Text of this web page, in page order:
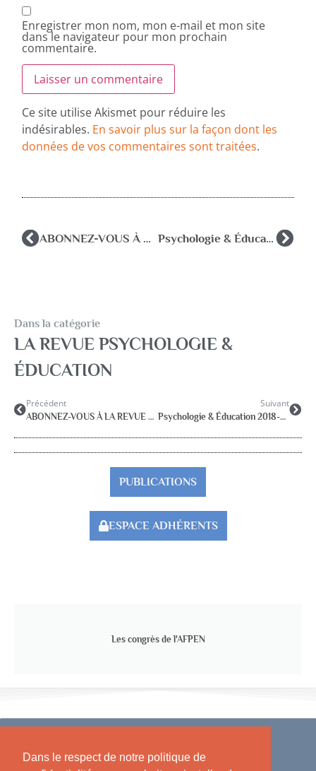
Dans le respect de notre politique de
Enregistrer mon nom, mon e-mail et mon site
dans le navigateur pour mon prochain
commentaire.
Ce site utilise Akismet pour réduire les
indésirables. En savoir plus sur la façon dont les
données de vos commentaires sont traitées.
ABONNEZ-VOUS À LA REVUE DE L’AFPEN Psychologie & Éducation Psychologie & Éducation 2018-3, septembre 2018.
Dans la catégorie
LA REVUE PSYCHOLOGIE &
ÉDUCATION
Précédent
ABONNEZ-VOUS À LA REVUE DE L’AFPEN Psychologie & Éducation
Suivant
Psychologie & Éducation 2018-3, septembre 2018.
PUBLICATIONS
ESPACE ADHÉRENTS
Les congrès de l'AFPEN